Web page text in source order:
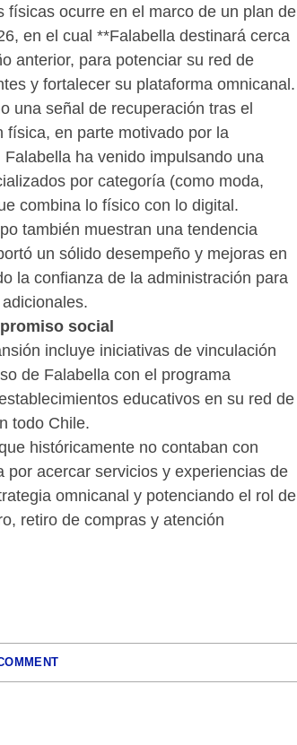
ocurre en el marco de un plan de
en el cual **Falabella destinará cerca
anterior, para potenciar su red de
y fortalecer su plataforma omnicanal.
una señal de recuperación tras el
física, en parte motivado por la
ha venido impulsando una
por categoría (como moda,
combina lo físico con lo digital.
también muestran una tendencia
un sólido desempeño y mejoras en
la confianza de la administración para
social
incluye iniciativas de vinculación
de Falabella con el programa
educativos en su red de
todo Chile.
históricamente no contaban con
acercar servicios y experiencias de
omnicanal y potenciando el rol de
retiro de compras y atención